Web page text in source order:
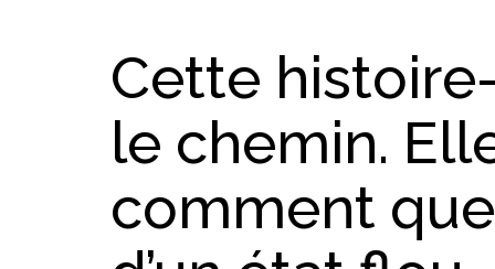
Cette
le chemin.
comment